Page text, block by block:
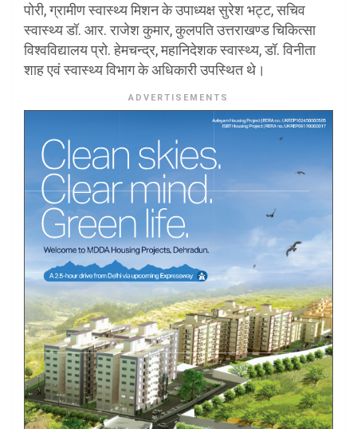
पोरी, ग्रामीण स्वास्थ्य मिशन के उपाध्यक्ष सुरेश भट्ट, सचिव
स्वास्थ्य डॉ. आर. राजेश कुमार, कुलपति उत्तराखण्ड चिकित्सा
विश्वविद्यालय प्रो. हेमचन्द्र, महानिदेशक स्वास्थ्य, डॉ. विनीता
शाह एवं स्वास्थ्य विभाग के अधिकारी उपस्थित थे।
ADVERTISEMENTS